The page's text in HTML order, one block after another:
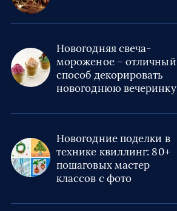
Новогодняя свеча-
мороженое – отличный
способ декорировать
новогоднюю вечеринку
Новогодние поделки в
технике квиллинг: 80+
пошаговых мастер
классов с фото